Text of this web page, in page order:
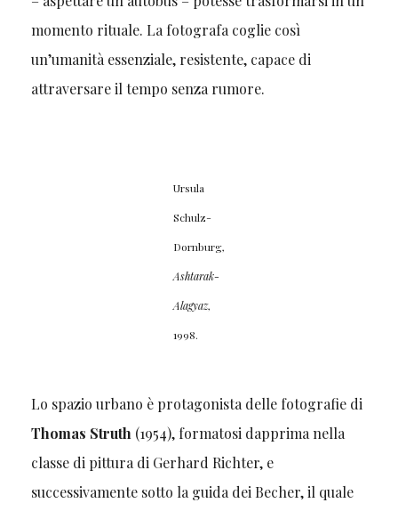
momento rituale. La fotografa coglie così
un’umanità essenziale, resistente, capace di
attraversare il tempo senza rumore.
Ursula
Schulz-
Dornburg,
Ashtarak-
Alagyaz,
1998.
Lo spazio urbano è protagonista delle fotografie di
Thomas Struth(1954), formatosi dapprima nella
classe di pittura di Gerhard Richter, e
successivamente sotto la guida dei Becher, il quale